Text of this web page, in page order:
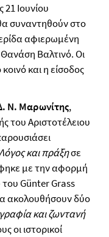
Ιουνίου
συναντηθούν στο
αφιερωμένη
Βαλτινό. Οι
και η είσοδος
Ν. Μαρωνίτης,
του Αριστοτέλειου
και πράξησε
με την αφορμή
Günter Grass
ακολουθήσουν δύο
και ζωντανή
οι ιστορικοί